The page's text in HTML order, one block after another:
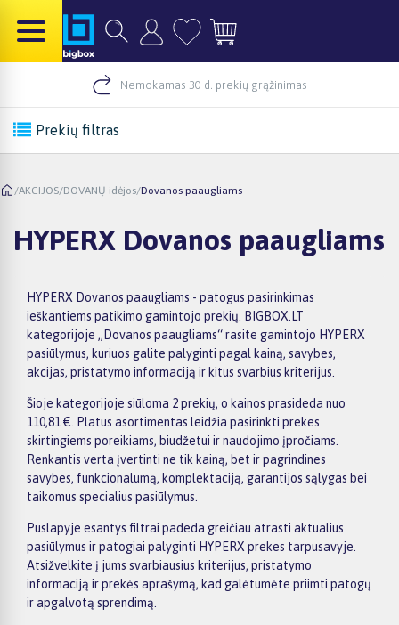
Nemokamas 30 d. prekių grąžinimas
Prekių filtras
/AKCIJOS/DOVANŲ idėjos/Dovanos paaugliams
HYPERX Dovanos paaugliams
HYPERX Dovanos paaugliams - patogus pasirinkimas
ieškantiems patikimo gamintojo prekių. BIGBOX.LT
kategorijoje „Dovanos paaugliams“ rasite gamintojo HYPERX
pasiūlymus, kuriuos galite palyginti pagal kainą, savybes,
akcijas, pristatymo informaciją ir kitus svarbius kriterijus.
Šioje kategorijoje siūloma 2 prekių, o kainos prasideda nuo
110,81 €. Platus asortimentas leidžia pasirinkti prekes
skirtingiems poreikiams, biudžetui ir naudojimo įpročiams.
Renkantis verta įvertinti ne tik kainą, bet ir pagrindines
savybes, funkcionalumą, komplektaciją, garantijos sąlygas bei
taikomus specialius pasiūlymus.
Puslapyje esantys filtrai padeda greičiau atrasti aktualius
pasiūlymus ir patogiai palyginti HYPERX prekes tarpusavyje.
Atsižvelkite į jums svarbiausius kriterijus, pristatymo
informaciją ir prekės aprašymą, kad galėtumėte priimti patogų
ir apgalvotą sprendimą.